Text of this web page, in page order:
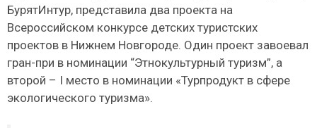
БурятИнтур, представила два проекта на
Всероссийском конкурсе детских туристских
проектов в Нижнем Новгороде. Один проект завоевал
гран-при в номинации “Этнокультурный туризм”, а
второй – I место в номинации «Турпродукт в сфере
экологического туризма».